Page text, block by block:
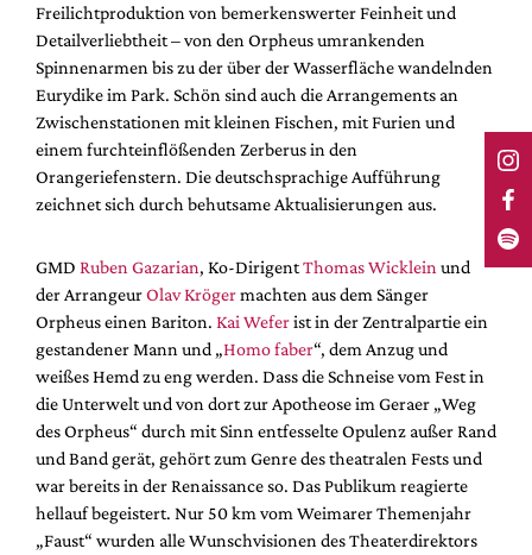
Freilichtproduktion von bemerkenswerter Feinheit und
Detailverliebtheit – von den Orpheus umrankenden
Spinnenarmen bis zu der über der Wasserfläche wandelnden
Eurydike im Park. Schön sind auch die Arrangements an
Zwischenstationen mit kleinen Fischen, mit Furien und
einem furchteinflößenden Zerberus in den
Orangeriefenstern. Die deutschsprachige Aufführung
zeichnet sich durch behutsame Aktualisierungen aus.
GMD Ruben Gazarian, Ko-DirigentThomas Wicklein und
der ArrangeurOlav Krögermachten aus dem Sänger
Orpheus einen Bariton. Kai Weferist in der Zentralpartie ein
gestandener Mann und „Homo faber“, dem Anzug und
weißes Hemd zu eng werden. Dass die Schneise vom Fest in
die Unterwelt und von dort zur Apotheose im Geraer „Weg
des Orpheus“ durch mit Sinn entfesselte Opulenz außer Rand
und Band gerät, gehört zum Genre des theatralen Fests und
war bereits in der Renaissance so. Das Publikum reagierte
hellauf begeistert. Nur 50 km vom Weimarer Themenjahr
„Faust“ wurden alle Wunschvisionen des Theaterdirektors